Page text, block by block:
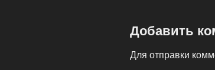
Добавить
Для отправки